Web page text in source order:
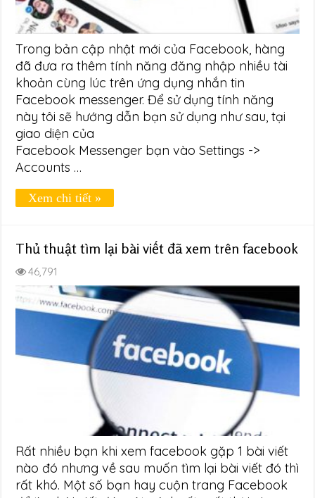
Trong bản cập nhật mới của Facebook, hàng
đã đưa ra thêm tính năng đăng nhập nhiều tài
khoản cùng lúc trên ứng dụng nhắn tin
Facebook messenger. Để sử dụng tính năng
này tôi sẽ hướng dẫn bạn sử dụng như sau, tại
giao diện của
Facebook Messenger bạn vào Settings ->
Accounts …
Xem chi tiết »
Thủ thuật tìm lại bài viết đã xem trên facebook
46,791
Rất nhiều bạn khi xem facebook gặp 1 bài viết
nào đó nhưng về sau muốn tìm lại bài viết đó thì
rất khó. Một số bạn hay cuộn trang Facebook